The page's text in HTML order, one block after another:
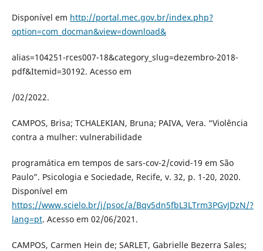
Disponível em http://portal.mec.gov.br/index.php?
option=com_docman&view=download&
alias=104251-rces007-18&category_slug=dezembro-2018-
pdf&Itemid=30192. Acesso em
/02/2022.
CAMPOS, Brisa; TCHALEKIAN, Bruna; PAIVA, Vera. “Violência
contra a mulher: vulnerabilidade
programática em tempos de sars-cov-2/covid-19 em São
Paulo”. Psicologia e Sociedade, Recife, v. 32, p. 1-20, 2020.
Disponível em
https://www.scielo.br/j/psoc/a/Bqv5dn5fbL3LTrm3PGvJDzN/?
lang=pt. Acesso em 02/06/2021.
CAMPOS, Carmen Hein de; SARLET, Gabrielle Bezerra Sales;